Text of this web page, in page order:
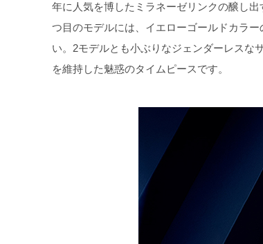
年に人気を博したミラネーゼリンクの醸し
つ目のモデルには、イエローゴールドカラ
い。2モデルとも小ぶりなジェンダーレスな
を維持した魅惑のタイムピースです。